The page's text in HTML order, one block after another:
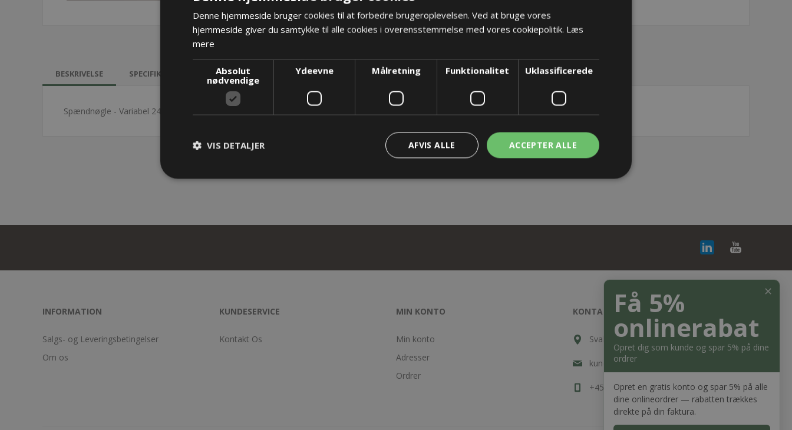
BESKRIVELSE SPECIFIKATIONER KONTAKT OS
Spændnøgle - Variabel 24-36mm t/Pflitsch forskruning
INFORMATION
Salgs- og Leveringsbetingelser
Om os
KUNDESERVICE
Kontakt Os
MIN KONTO
Min konto
Adresser
Ordrer
KONTAKT OS
Svalehøjvej 10, DK-3650 Ølstykke
kundeservice@bagger-nielsen.dk
+45 7020 7633
✕
Få 5%
onlinerabat
Opret dig som kunde og spar 5% på dine
ordrer
Opret en gratis konto og spar 5% på alle
dine onlineordrer — rabatten trækkes
direkte på din faktura.
Denne hjemmeside bruger cookies til at forbedre brugeroplevelsen. Ved at bruge vores
hjemmeside giver du samtykke til alle cookies i overensstemmelse med vores cookiepolitik. Læs
mere
Absolut
nødvendige
Ydeevne Målretning Funktionalitet Uklassificerede
ACCEPTER ALLE
AFVIS ALLE
VIS DETALJER